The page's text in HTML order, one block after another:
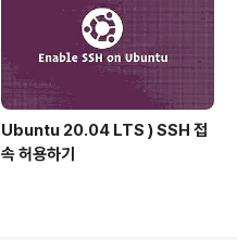
Ubuntu 20.04 LTS ) SSH 접
속 허용하기